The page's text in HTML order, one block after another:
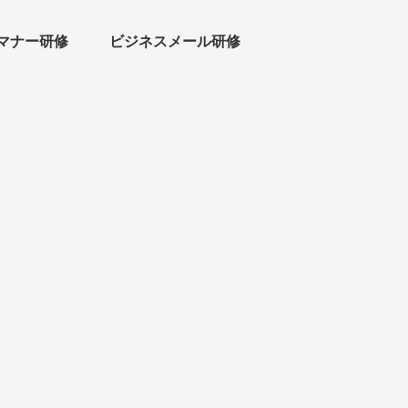
ナー研修 ビジネスメール研修